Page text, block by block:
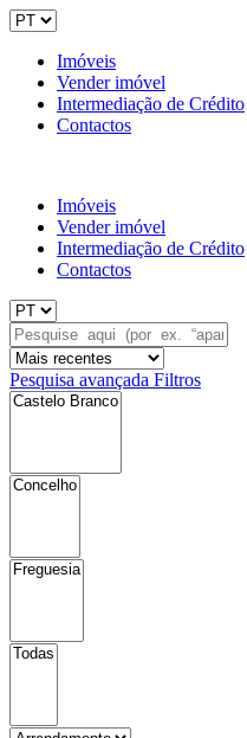
Imóveis
Vender imóvel
Intermediação de Crédito
Contactos
Imóveis
Vender imóvel
Intermediação de Crédito
Contactos
Pesquisa avançada Filtros